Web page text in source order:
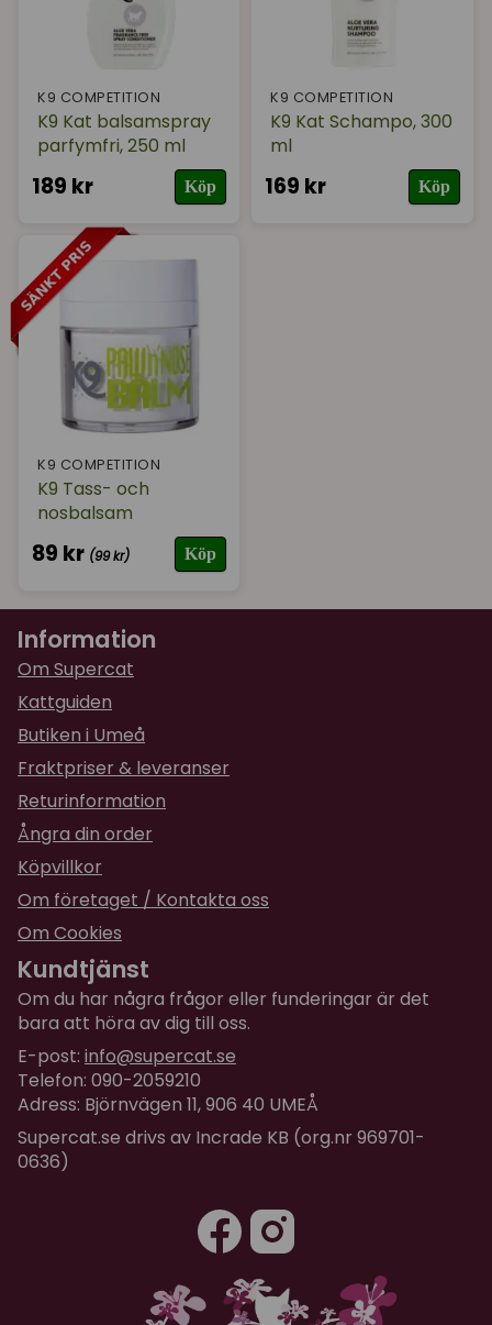
K9 COMPETITION
K9 Kat balsamspray
parfymfri, 250 ml
189 kr Köp
K9 COMPETITION
K9 Kat Schampo, 300
ml
169 kr Köp
K9 COMPETITION
K9 Tass- och
nosbalsam
89 kr (99 kr) Köp
Information
Om Supercat
Kattguiden
Butiken i Umeå
Fraktpriser & leveranser
Returinformation
Ångra din order
Köpvillkor
Om företaget / Kontakta oss
Om Cookies
Kundtjänst
Om du har några frågor eller funderingar är det
bara att höra av dig till oss.
E-post: info@supercat.se
Telefon: 090-2059210
Adress: Björnvägen 11, 906 40 UMEÅ
Supercat.se drivs av Incrade KB (org.nr 969701-
0636)